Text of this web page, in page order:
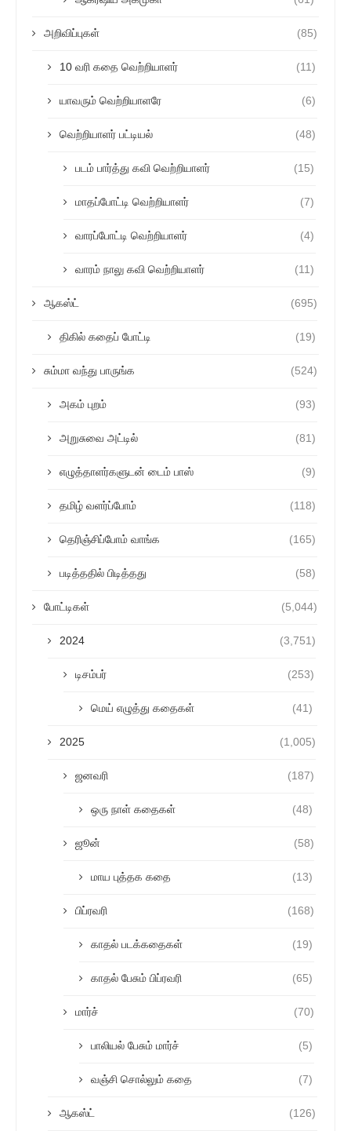
அறிவிப்புகள் (85)
10 வரி கதை வெற்றியாளர் (11)
யாவரும் வெற்றியாளரே (6)
வெற்றியாளர் பட்டியல் (48)
படம் பார்த்து கவி வெற்றியாளர் (15)
மாதப்போட்டி வெற்றியாளர் (7)
வாரப்போட்டி வெற்றியாளர் (4)
வாரம் நாலு கவி வெற்றியாளர் (11)
ஆகஸ்ட் (695)
திகில் கதைப் போட்டி (19)
சும்மா வந்து பாருங்க (524)
அகம் புறம் (93)
அறுசுவை அட்டில் (81)
எழுத்தாளர்களுடன் டைம் பாஸ் (9)
தமிழ் வளர்ப்போம் (118)
தெரிஞ்சிப்போம் வாங்க (165)
படித்ததில் பிடித்தது (58)
போட்டிகள் (5,044)
2024 (3,751)
டிசம்பர் (253)
மெய் எழுத்து கதைகள் (41)
2025 (1,005)
ஜனவரி (187)
ஒரு நாள் கதைகள் (48)
ஜூன் (58)
மாய புத்தக கதை (13)
பிப்ரவரி (168)
காதல் படக்கதைகள் (19)
காதல் பேசும் பிப்ரவரி (65)
மார்ச் (70)
பாலியல் பேசும் மார்ச் (5)
வஞ்சி சொல்லும் கதை (7)
ஆகஸ்ட் (126)